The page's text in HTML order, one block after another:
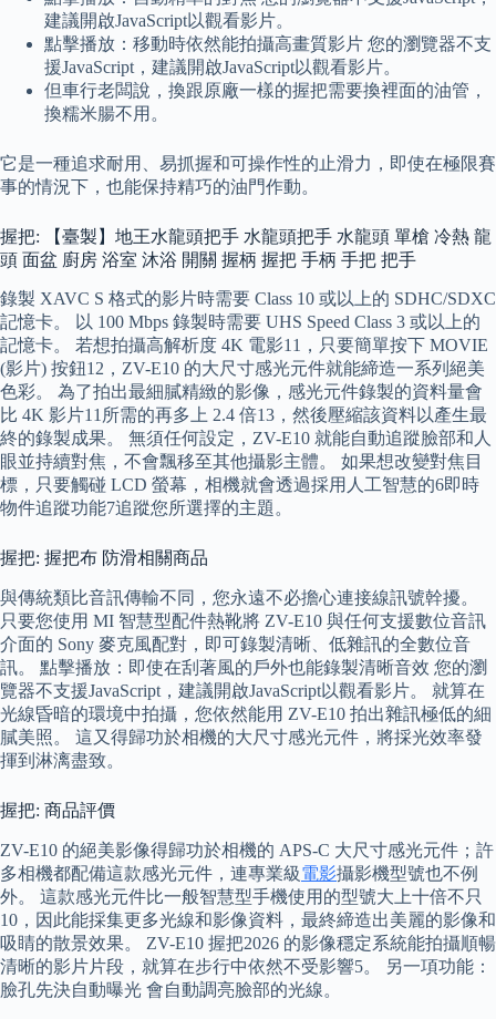
建議開啟JavaScript以觀看影片。
點擊播放：移動時依然能拍攝高畫質影片 您的瀏覽器不支
援JavaScript，建議開啟JavaScript以觀看影片。
但車行老闆說，換跟原廠一樣的握把需要換裡面的油管，
換糯米腸不用。
它是一種追求耐用、易抓握和可操作性的止滑力，即使在極限賽
事的情況下，也能保持精巧的油門作動。
握把: 【臺製】地王水龍頭把手 水龍頭把手 水龍頭 單槍 冷熱 龍
頭 面盆 廚房 浴室 沐浴 開關 握柄 握把 手柄 手把 把手
錄製 XAVC S 格式的影片時需要 Class 10 或以上的 SDHC/SDXC
記憶卡。 以 100 Mbps 錄製時需要 UHS Speed Class 3 或以上的
記憶卡。 若想拍攝高解析度 4K 電影11，只要簡單按下 MOVIE
(影片) 按鈕12，ZV-E10 的大尺寸感光元件就能締造一系列絕美
色彩。 為了拍出最細膩精緻的影像，感光元件錄製的資料量會
比 4K 影片11所需的再多上 2.4 倍13，然後壓縮該資料以產生最
終的錄製成果。 無須任何設定，ZV-E10 就能自動追蹤臉部和人
眼並持續對焦，不會飄移至其他攝影主體。 如果想改變對焦目
標，只要觸碰 LCD 螢幕，相機就會透過採用人工智慧的6即時
物件追蹤功能7追蹤您所選擇的主題。
握把: 握把布 防滑相關商品
與傳統類比音訊傳輸不同，您永遠不必擔心連接線訊號幹擾。
只要您使用 MI 智慧型配件熱靴將 ZV-E10 與任何支援數位音訊
介面的 Sony 麥克風配對，即可錄製清晰、低雜訊的全數位音
訊。 點擊播放：即使在刮著風的戶外也能錄製清晰音效 您的瀏
覽器不支援JavaScript，建議開啟JavaScript以觀看影片。 就算在
光線昏暗的環境中拍攝，您依然能用 ZV-E10 拍出雜訊極低的細
膩美照。 這又得歸功於相機的大尺寸感光元件，將採光效率發
揮到淋漓盡致。
握把: 商品評價
ZV-E10 的絕美影像得歸功於相機的 APS-C 大尺寸感光元件；許
多相機都配備這款感光元件，連專業級電影攝影機型號也不例
外。 這款感光元件比一般智慧型手機使用的型號大上十倍不只
10，因此能採集更多光線和影像資料，最終締造出美麗的影像和
吸睛的散景效果。 ZV-E10 握把2026 的影像穩定系統能拍攝順暢
清晰的影片片段，就算在步行中依然不受影響5。 另一項功能：
臉孔先決自動曝光 會自動調亮臉部的光線。